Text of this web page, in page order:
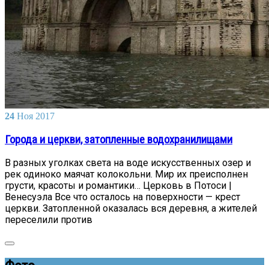
24 Ноя 2017
Города и церкви, затопленные водохранилищами
В разных уголках света на воде искусственных озер и
рек одиноко маячат колокольни. Мир их преисполнен
грусти, красоты и романтики… Церковь в Потоси |
Венесуэла Все что осталось на поверхности — крест
церкви. Затопленной оказалась вся деревня, а жителей
переселили против